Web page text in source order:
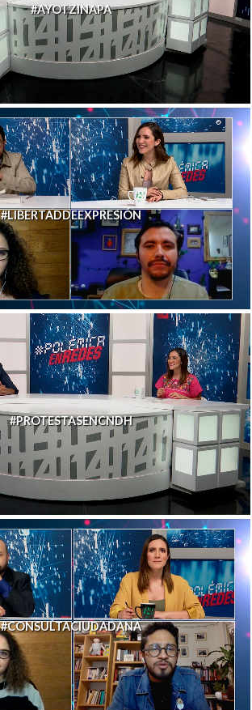
#AYOTZINAPA
#LIBERTADDEEXPRESIÓN
#PROTESTASENCNDH
#CONSULTACIUDADANA